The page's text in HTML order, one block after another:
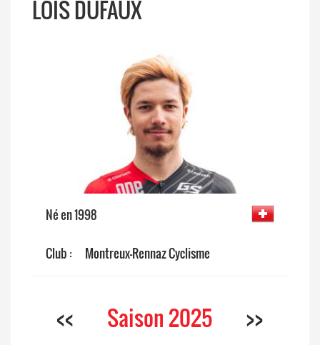
LOÏS DUFAUX
Né en 1998
Club : Montreux-Rennaz Cyclisme
<< Saison 2025 >>